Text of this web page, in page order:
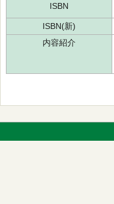
ISBN
ISBN(新)
内容紹介